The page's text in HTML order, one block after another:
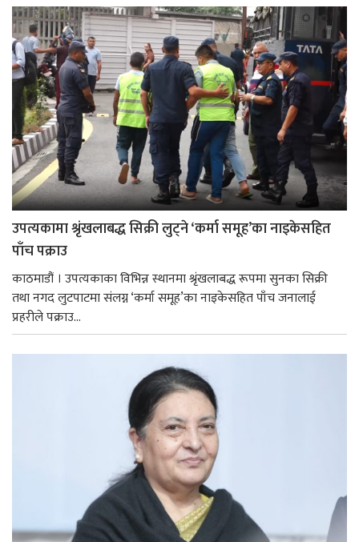
उपत्यकामा श्रृंखलाबद्ध सिक्री लुट्ने ‘कर्मा समूह’का नाइकेसहित
पाँच पक्राउ
काठमाडौं । उपत्यकाका विभिन्न स्थानमा श्रृंखलाबद्ध रूपमा सुनका सिक्री
तथा नगद लुटपाटमा संलग्न ‘कर्मा समूह’का नाइकेसहित पाँच जनालाई
प्रहरीले पक्राउ...